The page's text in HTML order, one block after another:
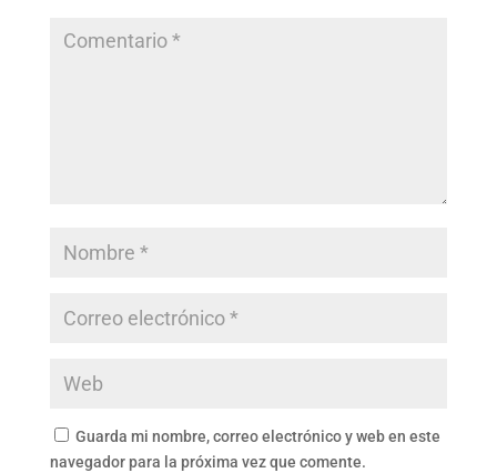
Guarda mi nombre, correo electrónico y web en este
navegador para la próxima vez que comente.